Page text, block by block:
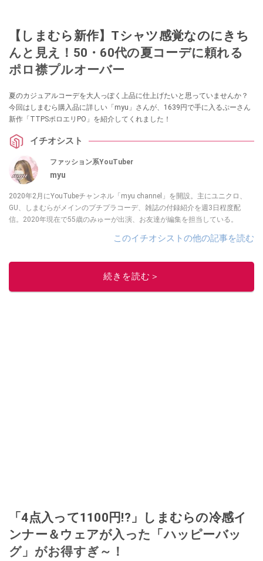
【しまむら新作】Tシャツ感覚なのにきち
んと見え！50・60代の夏コーデに頼れる
ポロ襟プルオーバー
夏のカジュアルコーデを大人っぽく上品に仕上げたいと思っていませんか？
今回はしまむら購入品に詳しい「myu」さんが、1639円で手に入るぷーさん
新作「TTPSポロエリPO」を紹介してくれました！
イチオシスト
ファッション系YouTuber
myu
2020年2月にYouTubeチャンネル「myu channel」を開設。主にユニクロ、
GU、しまむらがメインのプチプラコーデ、雑誌の付録紹介を週3日程度配
信。2020年現在で55歳のみゅーが出演、お友達が編集を担当している。
このイチオシストの他の記事を読む
続きを読む＞
「4点入って1100円!?」しまむらの冷感イ
ンナー＆ウェアが入った「ハッピーバッ
グ」がお得すぎ～！